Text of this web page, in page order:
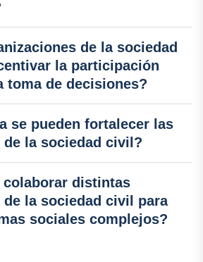
de la sociedad
la participación
toma de decisiones?
se pueden fortalecer las
la sociedad civil?
colaborar distintas
la sociedad civil para
sociales complejos?